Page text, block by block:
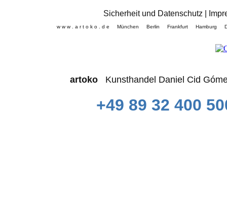
Sicherheit und Datenschutz
w w w . a r t o k o . d e München Berlin Frankfurt
artokoKunsthandel Daniel Cid
+49 89 32